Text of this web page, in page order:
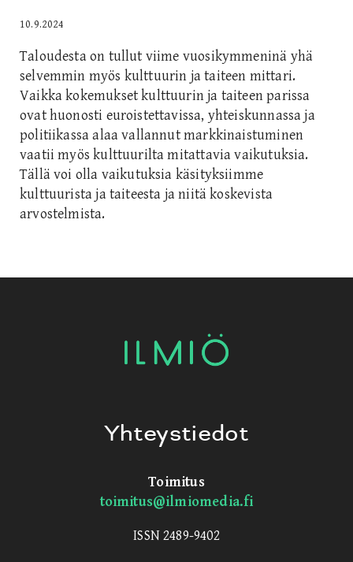
10.9.2024
Taloudesta on tullut viime vuosikymmeninä yhä
selvemmin myös kulttuurin ja taiteen mittari.
Vaikka kokemukset kulttuurin ja taiteen parissa
ovat huonosti euroistettavissa, yhteiskunnassa ja
politiikassa alaa vallannut markkinaistuminen
vaatii myös kulttuurilta mitattavia vaikutuksia.
Tällä voi olla vaikutuksia käsityksiimme
kulttuurista ja taiteesta ja niitä koskevista
arvostelmista.
Yhteystiedot
Toimitus
toimitus@ilmiomedia.fi
ISSN 2489-9402